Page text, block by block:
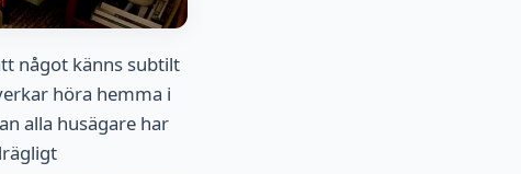
något känns subtilt
höra hemma i
alla husägare har